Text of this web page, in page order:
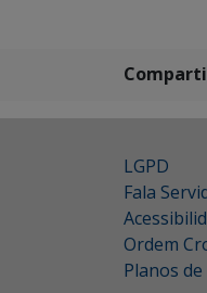
LGPD
Fala
Ordem
Planos